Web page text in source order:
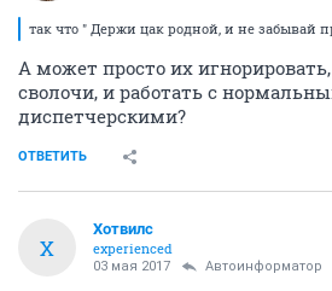
так что " Держи цак родной, и не забывай
А может просто их
сволочи, и работать с
диспетчерскими?
ОТВЕТИТЬ
Х
Хотвилс
experienced
03 мая 2017 Автоинформатор